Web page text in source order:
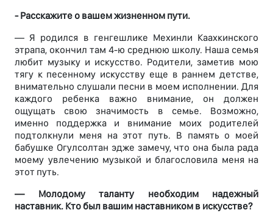
- Расскажите о вашем жизненном пути.
— Я родился в генгешлике Мехинли Каахкинского
этрапа, окончил там 4-ю среднюю школу. Наша семья
любит музыку и искусство. Родители, заметив мою
тягу к песенному искусству еще в раннем детстве,
внимательно слушали песни в моем исполнении. Для
каждого ребенка важно внимание, он должен
ощущать свою значимость в семье. Возможно,
именно поддержка и внимание моих родителей
подтолкнули меня на этот путь. В память о моей
бабушке Огулсолтан эдже замечу, что она была рада
моему увлечению музыкой и благословила меня на
этот путь.
— Молодому таланту необходим надежный
наставник. Кто был вашим наставником в искусстве?